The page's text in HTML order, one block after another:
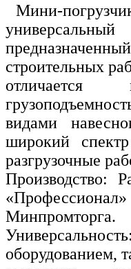
Мини-
строительных
отличается
видами
широкий
разгрузочные
Производство:
Минпромторга.
оборудованием,